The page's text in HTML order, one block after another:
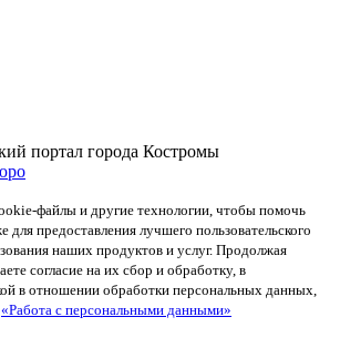
портал города Костромы
файлы и другие технологии, чтобы помочь
для предоставления лучшего пользовательского
наших продуктов и услуг. Продолжая
согласие на их сбор и обработку, в
в отношении обработки персональных данных,
«Работа с персональными данными»